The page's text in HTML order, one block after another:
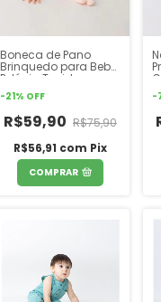
Boneca de Pano
Brinquedo para Bebe
Pelúcia Tecido
Pimpolho
-21% OFF
R$59,90 R$75,90
R$56,91 com Pix
COMPRAR
-